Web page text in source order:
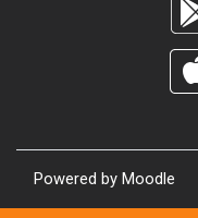
Powered by Moodle